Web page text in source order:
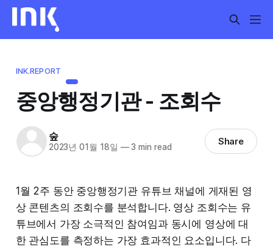
INK.REPORT
중앙행정기관 - 조회수
숲
2023년 01월 18일 —3 min read Share
1월 2주 동안 중앙행정기관 유튜브 채널에 게재된 영
상 콘텐츠의 조회수를 분석합니다. 영상 조회수는 유
튜브에서 가장 소극적인 참여임과 동시에 영상에 대
한 관심도를 측정하는 가장 효과적인 요소입니다. 다